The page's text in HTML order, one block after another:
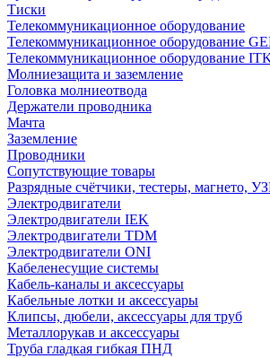
Тиски
Телекоммуникационное оборудование
Телекоммуникационное оборудование
Телекоммуникационное оборудование
Молниезащита и заземление
Головка молниеотвода
Держатели проводника
Мачта
Заземление
Проводники
Сопутствующие товары
Разрядные счётчики, тестеры, магнето,
Электродвигатели
Электродвигатели IEK
Электродвигатели TDM
Электродвигатели ONI
Кабеленесущие системы
Кабель-каналы и аксессуары
Кабельные лотки и аксессуары
Клипсы, дюбели, аксессуары для труб
Металлорукав и аксессуары
Труба гладкая гибкая ПНД